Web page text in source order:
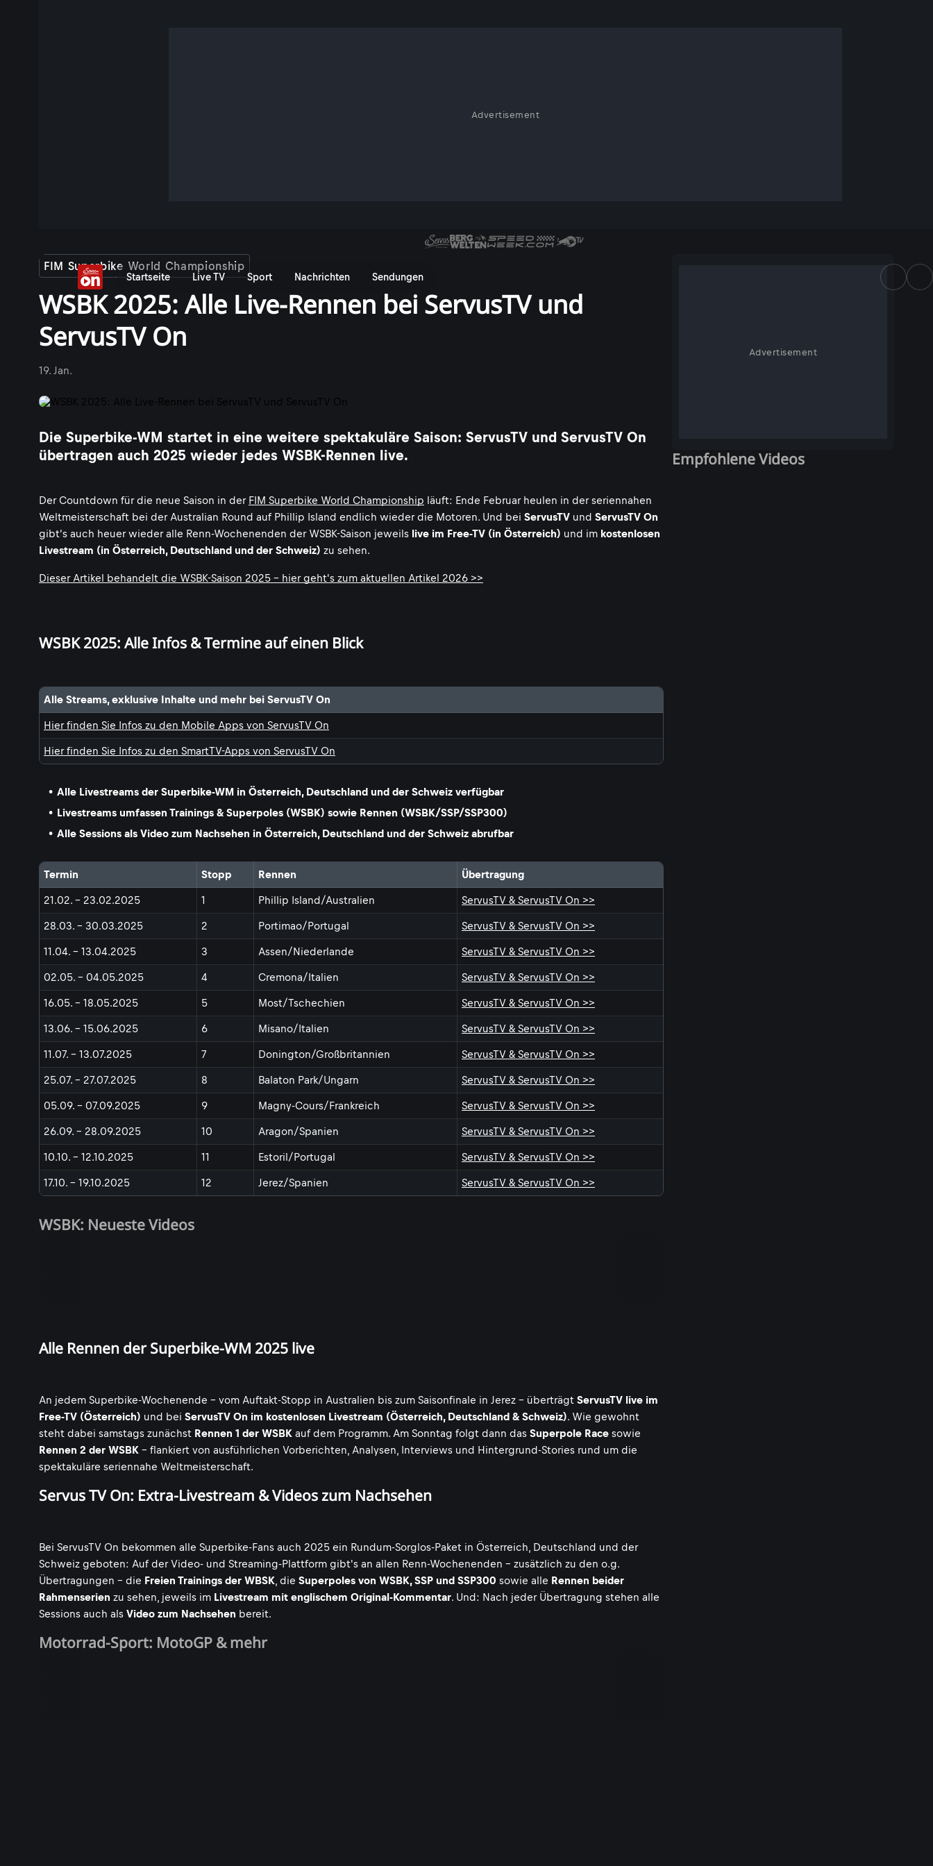
Advertisement
Startseite Live TV Sport Nachrichten Sendungen
FIM Superbike World Championship
WSBK 2025: Alle Live-Rennen bei ServusTV und
ServusTV On
19. Jan.
Die Superbike-WM startet in eine weitere spektakuläre Saison: ServusTV und ServusTV On
übertragen auch 2025 wieder jedes WSBK-Rennen live.
Der Countdown für die neue Saison in der FIM Superbike World Championship läuft: Ende Februar heulen in der seriennahen
Weltmeisterschaft bei der Australian Round auf Phillip Island endlich wieder die Motoren. Und bei ServusTV und ServusTV On
gibt's auch heuer wieder alle Renn-Wochenenden der WSBK-Saison jeweils live im Free-TV (in Österreich) und im kostenlosen
Livestream (in Österreich, Deutschland und der Schweiz) zu sehen.
Dieser Artikel behandelt die WSBK-Saison 2025 - hier geht's zum aktuellen Artikel 2026 >>
WSBK 2025: Alle Infos & Termine auf einen Blick
Alle Streams, exklusive Inhalte und mehr bei ServusTV On
Hier finden Sie Infos zu den Mobile Apps von ServusTV On
Hier finden Sie Infos zu den SmartTV-Apps von ServusTV On
Alle Livestreams der Superbike-WM in Österreich, Deutschland und der Schweiz verfügbar
Livestreams umfassen Trainings & Superpoles (WSBK) sowie Rennen (WSBK/SSP/SSP300)
Alle Sessions als Video zum Nachsehen in Österreich, Deutschland und der Schweiz abrufbar
Termin Stopp Rennen Übertragung
21.02. - 23.02.2025 1 Phillip Island/Australien ServusTV & ServusTV On >>
28.03. - 30.03.2025 2 Portimao/Portugal ServusTV & ServusTV On >>
11.04. - 13.04.2025 3 Assen/Niederlande ServusTV & ServusTV On >>
02.05. - 04.05.2025 4 Cremona/Italien ServusTV & ServusTV On >>
16.05. - 18.05.2025 5 Most/Tschechien ServusTV & ServusTV On >>
13.06. - 15.06.2025 6 Misano/Italien ServusTV & ServusTV On >>
11.07. - 13.07.2025 7 Donington/Großbritannien ServusTV & ServusTV On >>
25.07. - 27.07.2025 8 Balaton Park/Ungarn ServusTV & ServusTV On >>
05.09. - 07.09.2025 9 Magny-Cours/Frankreich ServusTV & ServusTV On >>
26.09. - 28.09.2025 10 Aragon/Spanien ServusTV & ServusTV On >>
10.10. - 12.10.2025 11 Estoril/Portugal ServusTV & ServusTV On >>
17.10. - 19.10.2025 12 Jerez/Spanien ServusTV & ServusTV On >>
WSBK: Neueste Videos
Alle Rennen der Superbike-WM 2025 live
An jedem Superbike-Wochenende - vom Auftakt-Stopp in Australien bis zum Saisonfinale in Jerez - überträgt ServusTV live im
Free-TV (Österreich) und bei ServusTV On im kostenlosen Livestream (Österreich, Deutschland & Schweiz). Wie gewohnt
steht dabei samstags zunächst Rennen 1 der WSBK auf dem Programm. Am Sonntag folgt dann das Superpole Race sowie
Rennen 2 der WSBK - flankiert von ausführlichen Vorberichten, Analysen, Interviews und Hintergrund-Stories rund um die
spektakuläre seriennahe Weltmeisterschaft.
Servus TV On: Extra-Livestream & Videos zum Nachsehen
Bei ServusTV On bekommen alle Superbike-Fans auch 2025 ein Rundum-Sorglos-Paket in Österreich, Deutschland und der
Schweiz geboten: Auf der Video- und Streaming-Plattform gibt's an allen Renn-Wochenenden - zusätzlich zu den o.g.
Übertragungen - die Freien Trainings der WBSK , die Superpoles von WSBK, SSP und SSP300 sowie alle Rennen beider
Rahmenserien zu sehen, jeweils im Livestream mit englischem Original-Kommentar. Und: Nach jeder Übertragung stehen alle
Sessions auch als Video zum Nachsehen bereit.
Motorrad-Sport: MotoGP & mehr
Advertisement
Empfohlene Videos